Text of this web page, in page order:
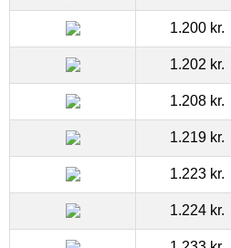
1.200 kr.
1.202 kr.
1.208 kr.
1.219 kr.
1.223 kr.
1.224 kr.